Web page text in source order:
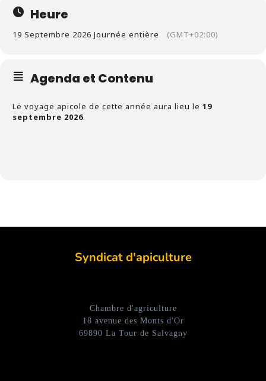
Heure
19 Septembre 2026 Journée entière (GMT+02:00)
Agenda et Contenu
Le voyage apicole de cette année aura lieu le 19
septembre 2026.
Syndicat d'apiculture
Chambre d'agriculture
18 avenue des Monts d'Or
69890 La Tour de Salvagny